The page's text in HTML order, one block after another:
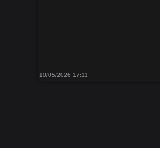
10/05/2026 17:11